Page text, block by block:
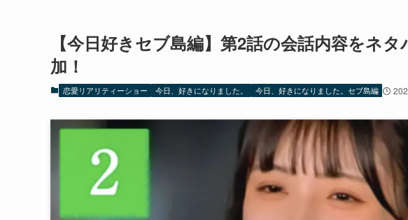
【今日好きセブ島編】第2話の会話内容をネ
加！
恋愛リアリティーショー 今日、好きになりました。 今日、好きになりました。セブ島編